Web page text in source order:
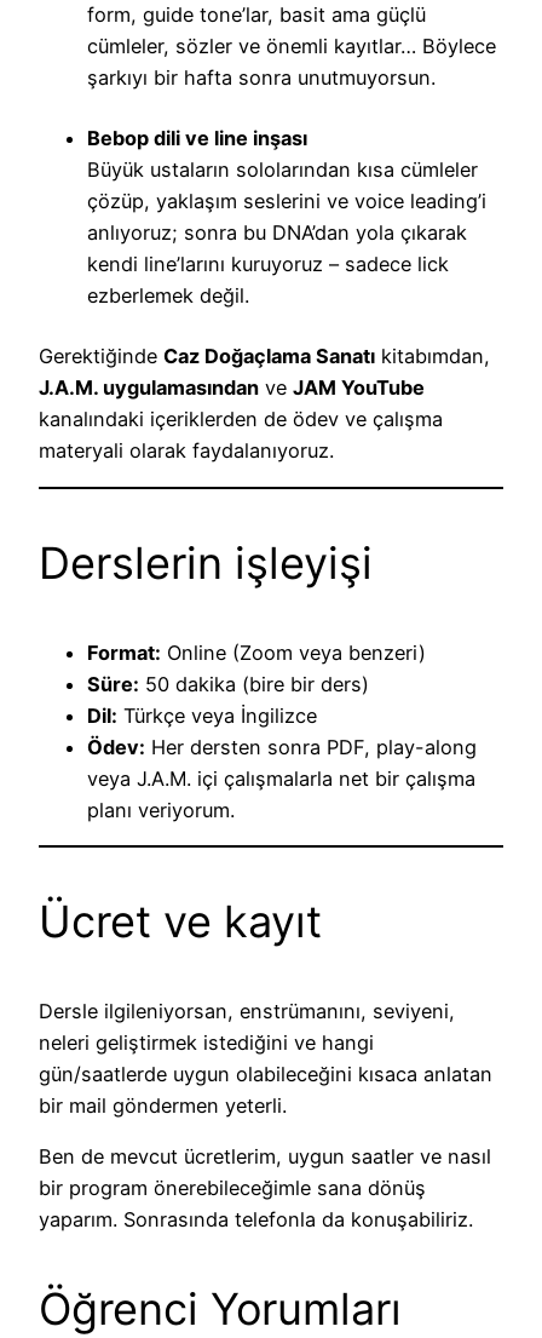
form, guide tone’lar, basit ama güçlü
cümleler, sözler ve önemli kayıtlar… Böylece
şarkıyı bir hafta sonra unutmuyorsun.
Bebop dili ve line inşası
Büyük ustaların sololarından kısa cümleler
çözüp, yaklaşım seslerini ve voice leading’i
anlıyoruz; sonra bu DNA’dan yola çıkarak
kendi line’larını kuruyoruz – sadece lick
ezberlemek değil.
Gerektiğinde Caz Doğaçlama Sanatı kitabımdan,
J.A.M. uygulamasından ve JAM YouTube
kanalındaki içeriklerden de ödev ve çalışma
materyali olarak faydalanıyoruz.
Derslerin işleyişi
Format: Online (Zoom veya benzeri)
Süre: 50 dakika (bire bir ders)
Dil: Türkçe veya İngilizce
Ödev: Her dersten sonra PDF, play-along
veya J.A.M. içi çalışmalarla net bir çalışma
planı veriyorum.
Ücret ve kayıt
Dersle ilgileniyorsan, enstrümanını, seviyeni,
neleri geliştirmek istediğini ve hangi
gün/saatlerde uygun olabileceğini kısaca anlatan
bir mail göndermen yeterli.
Ben de mevcut ücretlerim, uygun saatler ve nasıl
bir program önerebileceğimle sana dönüş
yaparım. Sonrasında telefonla da konuşabiliriz.
Öğrenci Yorumları